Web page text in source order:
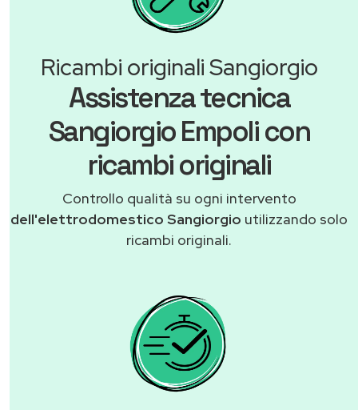
Ricambi originali Sangiorgio
Assistenza tecnica
Sangiorgio Empoli con
ricambi originali
Controllo qualità su ogni intervento
dell'elettrodomestico Sangiorgio utilizzando solo
ricambi originali.